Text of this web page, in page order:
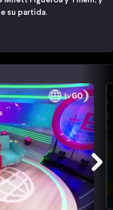
su partida.